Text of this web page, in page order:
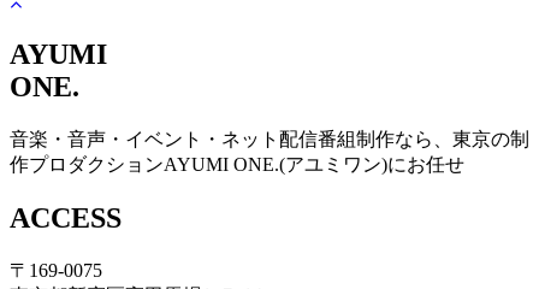
AYUMI
ONE.
音楽・音声・イベント・ネット配信番組制作なら、東京の制
作プロダクションAYUMI ONE.(アユミワン)にお任せ
ACCESS
〒169-0075